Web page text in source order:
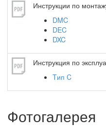
Инструкции по
DMC
DEC
DXC
Инструкция по
Tип C
Фотогалерея